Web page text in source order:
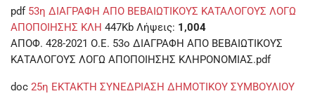
pdf 53η ΔΙΑΓΡΑΦΗ ΑΠΟ ΒΕΒΑΙΩΤΙΚΟΥΣ ΚΑΤΑΛΟΓΟΥΣ ΛΟΓΩ
ΑΠΟΠΟΙΗΣΗΣ ΚΛΗ 447Kb Λήψεις: 1,004
ΑΠΟΦ. 428-2021 Ο.Ε. 53ο ΔΙΑΓΡΑΦΗ ΑΠΟ ΒΕΒΑΙΩΤΙΚΟΥΣ
ΚΑΤΑΛΟΓΟΥΣ ΛΟΓΩ ΑΠΟΠΟΙΗΣΗΣ ΚΛΗΡΟΝΟΜΙΑΣ.pdf
doc 25η ΕΚΤΑΚΤΗ ΣΥΝΕΔΡΙΑΣΗ ΔΗΜΟΤΙΚΟΥ ΣΥΜΒΟΥΛΙΟΥ